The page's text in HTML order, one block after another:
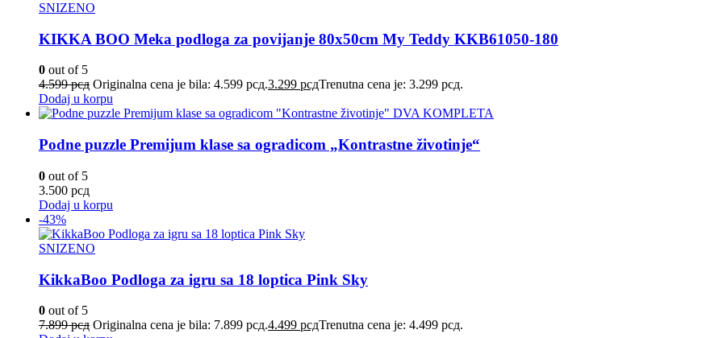
SNIZENO
KIKKA BOO Meka podloga za povijanje 80х50cm My Teddy KKB61050-180
0 out of 5
4.599рсд Originalna cena je bila: 4.599 рсд.3.299 рсдTrenutna cena je: 3.299 рсд.
Dodaj u korpu
Podne puzzle Premijum klase sa ogradicom „Kontrastne životinje“
0 out of 5
3.500 рсд
Dodaj u korpu
-43%
SNIZENO
KikkaBoo Podloga za igru sa 18 loptica Pink Sky
0 out of 5
7.899рсд Originalna cena je bila: 7.899 рсд.4.499 рсдTrenutna cena je: 4.499 рсд.